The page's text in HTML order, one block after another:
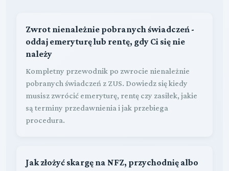
Zwrot nienależnie pobranych świadczeń -
oddaj emeryturę lub rentę, gdy Ci się nie
należy
Kompletny przewodnik po zwrocie nienależnie
pobranych świadczeń z ZUS. Dowiedz się kiedy
musisz zwrócić emeryturę, rentę czy zasiłek, jakie
są terminy przedawnienia i jak przebiega
procedura.
Jak złożyć skargę na NFZ, przychodnię albo